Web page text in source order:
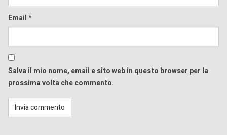
Email*
Salva il mio nome, email e sito web in questo browser per la
prossima volta che commento.